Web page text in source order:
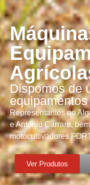
Dispomos de
Representantes no
e António Carraro,
motocultivadores
Ver Produtos